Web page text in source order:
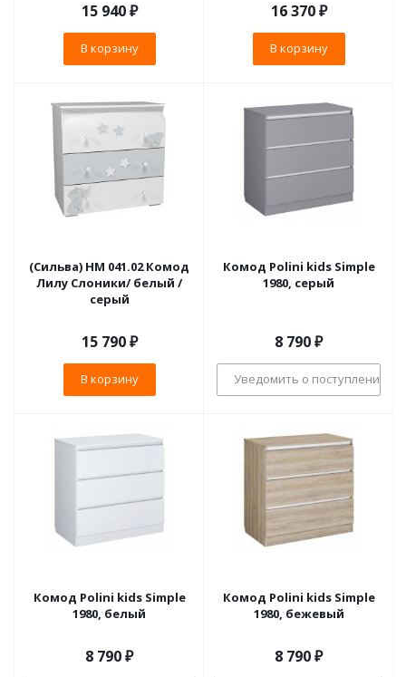
15 940₽
В корзину
16 370₽
В корзину
(Сильва) НМ 041.02 Комод
Лилу Слоники/ белый /
серый
15 790₽
В корзину
Комод Polini kids Simple
1980, серый
8 790₽
Уведомить о поступлении
Комод Polini kids Simple
1980, белый
8 790₽
Комод Polini kids Simple
1980, бежевый
8 790₽